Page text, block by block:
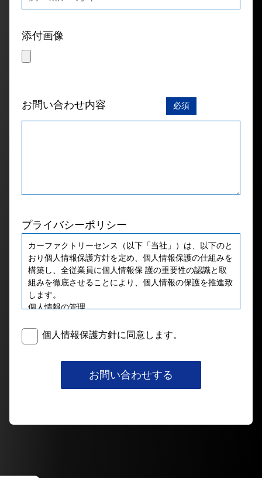
添付画像
お問い合わせ内容 必須
プライバシーポリシー
カーファクトリーセンス（以下「当社」）は、以下のと
おり個人情報保護方針を定め、個人情報保護の仕組みを
構築し、全従業員に個人情報保 護の重要性の認識と取
組みを徹底させることにより、個人情報の保護を推進致
します。
個⼈情報の管理
ち、個人情報への不正アクセス・紛失・破損・改ざん・
漏洩などを防⽌するため、セ キュリティシステムの維
講じ、安全対策を実施し個人情報の厳重な管理を⾏ない
個人情報保護方針に同意します。
お問い合わせする